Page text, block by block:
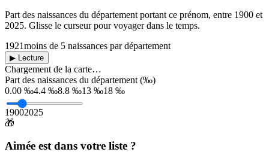
Part des naissances du département portant ce prénom, entre 1900 et
2025. Glisse le curseur pour voyager dans le temps.
1921moins de 5 naissances par département
▶ Lecture
Chargement de la carte…
Part des naissances du département (‰)
0.00 ‰4.4 ‰8.8 ‰13 ‰18 ‰
19002025
🎁
Aimée est dans votre liste ?